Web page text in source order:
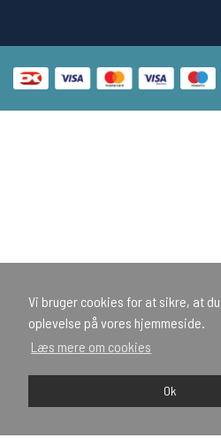
Vi bruger cookies for at sikre, at
oplevelse på vores hjemmeside.
Læs mere om cookies
Ok